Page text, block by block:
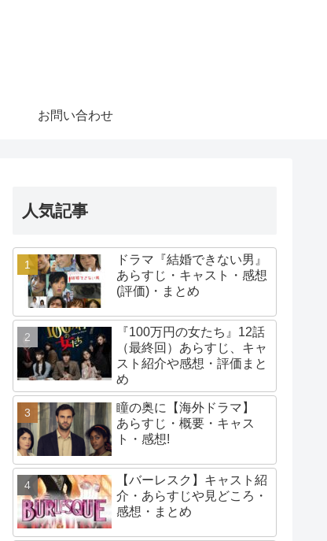
お問い合わせ
人気記事
ドラマ『結婚できない男』
あらすじ・キャスト・感想
(評価)・まとめ
『100万円の女たち』12話
（最終回）あらすじ、キャ
スト紹介や感想・評価まと
め
瞳の奥に【海外ドラマ】
あらすじ・概要・キャス
ト・感想!
【バーレスク】キャスト紹
介・あらすじや見どころ・
感想・まとめ